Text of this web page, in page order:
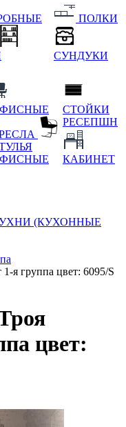
ПОЛКИ
СУНДУКИ
СТОЙКИ
РЕСЕПШН
КАБИНЕТ
(КУХОННЫЕ
я группа цвет: 6095/S
цвет: